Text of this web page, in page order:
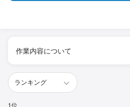
作業内容について
1位